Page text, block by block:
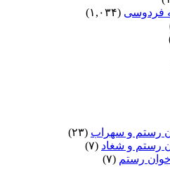
فردوسی (۱,۰۳۴)
رستم و سهراب (۲۳)
رستم و شغاد (۷)
رستم‏ (۷)